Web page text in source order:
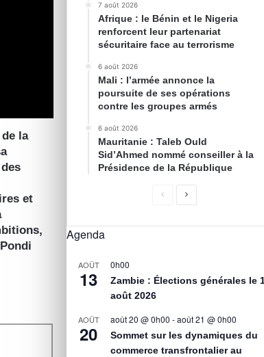
la
et
7 août 2026
Afrique : le Bénin et le Nigeria
renforcent leur partenariat
sécuritaire face au terrorisme
6 août 2026
Mali : l’armée annonce la
poursuite de ses opérations
contre les groupes armés
6 août 2026
Mauritanie : Taleb Ould
Sid’Ahmed nommé conseiller à la
Présidence de la République
Agenda
AOÛT
13
0h00
Zambie : Élections générales le
août 2026
AOÛT
20
août 20 @ 0h00 -août 21 @ 0h00
Sommet sur les dynamiques du
commerce transfrontalier au